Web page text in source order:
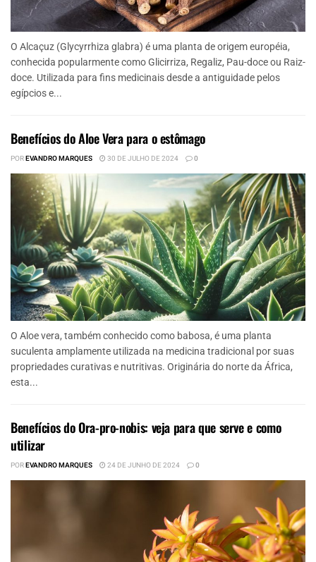
O Alcaçuz (Glycyrrhiza glabra) é uma planta de origem européia,
conhecida popularmente como Glicirriza, Regaliz, Pau-doce ou Raiz-
doce. Utilizada para fins medicinais desde a antiguidade pelos
egípcios e...
Benefícios do Aloe Vera para o estômago
POREVANDRO MARQUES 30 DE JULHO DE 2024 0
O Aloe vera, também conhecido como babosa, é uma planta
suculenta amplamente utilizada na medicina tradicional por suas
propriedades curativas e nutritivas. Originária do norte da África,
esta...
Benefícios do Ora-pro-nobis: veja para que serve e como
utilizar
POREVANDRO MARQUES 24 DE JUNHO DE 2024 0